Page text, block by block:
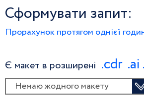
Сформувати запит:
Прорахунок протягом однієї
Є макет в розширені .сdr .ai
Немаю жодного макету